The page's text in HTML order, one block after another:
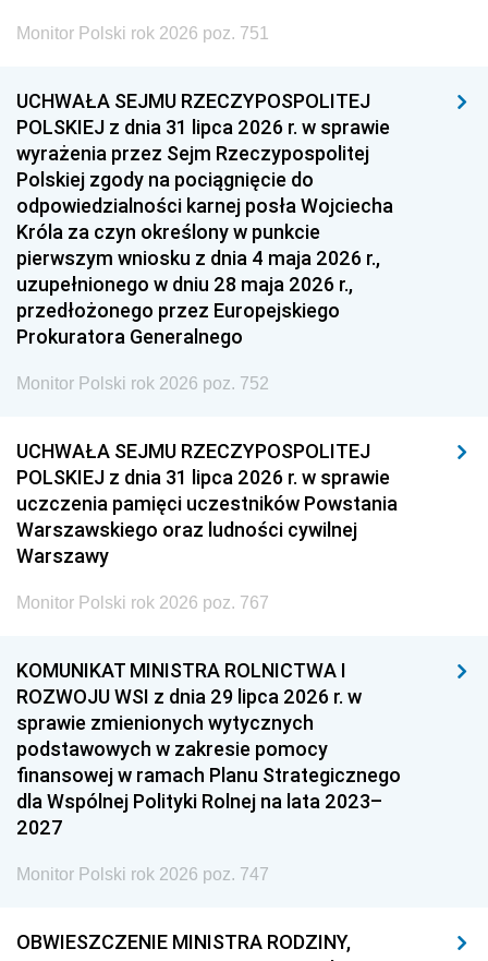
Monitor Polski rok 2026 poz. 751
UCHWAŁA SEJMU RZECZYPOSPOLITEJ
POLSKIEJ z dnia 31 lipca 2026 r. w sprawie
wyrażenia przez Sejm Rzeczypospolitej
Polskiej zgody na pociągnięcie do
odpowiedzialności karnej posła Wojciecha
Króla za czyn określony w punkcie
pierwszym wniosku z dnia 4 maja 2026 r.,
uzupełnionego w dniu 28 maja 2026 r.,
przedłożonego przez Europejskiego
Prokuratora Generalnego
Monitor Polski rok 2026 poz. 752
UCHWAŁA SEJMU RZECZYPOSPOLITEJ
POLSKIEJ z dnia 31 lipca 2026 r. w sprawie
uczczenia pamięci uczestników Powstania
Warszawskiego oraz ludności cywilnej
Warszawy
Monitor Polski rok 2026 poz. 767
KOMUNIKAT MINISTRA ROLNICTWA I
ROZWOJU WSI z dnia 29 lipca 2026 r. w
sprawie zmienionych wytycznych
podstawowych w zakresie pomocy
finansowej w ramach Planu Strategicznego
dla Wspólnej Polityki Rolnej na lata 2023–
2027
Monitor Polski rok 2026 poz. 747
OBWIESZCZENIE MINISTRA RODZINY,